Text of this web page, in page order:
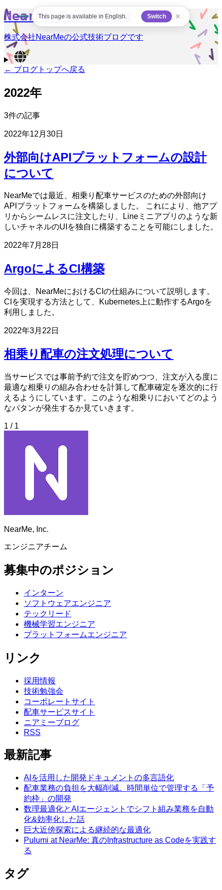
This page is available in English. Switch ✕
NearMe Tech Blog
株式会社NearMeの公式技術ブログです
← ブログトップへ戻る
2022年
3件の記事
2022年12月30日
外部向けAPIプラットフォームの設計
について
NearMeでは最近、相乗り配車サービスのための外部向け
APIプラットフォームを構築しました。 これにより、他アプ
リからシームレスに注文したり、Lineミニアプリのような新
しいチャネルのUIを独自に構築することを可能にしました。
2022年7月28日
ArgoによるCI構築
今回は、NearMeにおけるCIの仕組みについて説明します。
CIを実現する方法として、Kubernetes上に動作するArgoを
利用しました。
2022年3月22日
相乗り配車の注文処理について
当サービスでは事前予約で注文を貯めつつ、注文が入る度に
最適な相乗りの組み合わせを計算して配車確定を逐次的に行
えるようにしています。このような相乗りにおいてどのよう
なパタンが発生するか見ていきます。
1 / 1
NearMe, Inc.
エンジニアチーム
募集中のポジション
インターン
ソフトウェアエンジニア
テックリード
機械学習エンジニア
プラットフォームエンジニア
リンク
採用情報
技術勉強会
コーポレートサイト
配車サービスサイト
ニアミーブログ
RSS
最新記事
AIを活用した開発ドキュメントの多言語化
配車業務の負担を大幅削減。時間単位で管理する「予
約枠」の開発
数理最適化とAIエージェントでシフト組み業務を自動
化&効率化した話
巨大近傍探索による継続的な最適化
Pulumi at NearMe: 真のInfrastructure as Codeを実践す
る
タグ